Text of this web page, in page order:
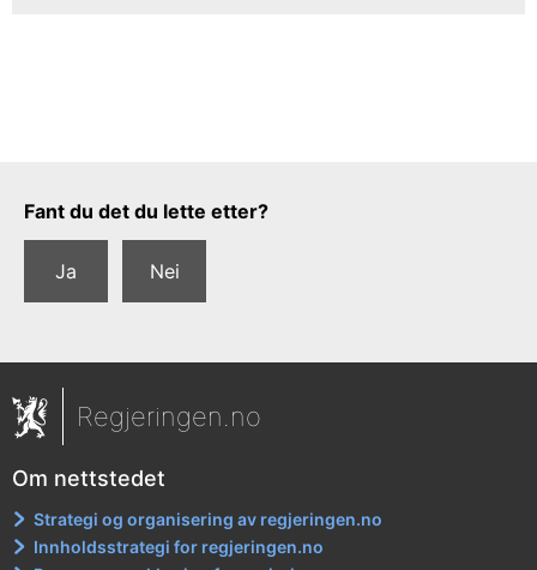
Tilbakemeldingsskjema
Fant du det du lette etter?
Ja Nei
Regjeringen.no
Om nettstedet
Strategi og organisering av regjeringen.no
Innholdsstrategi for regjeringen.no